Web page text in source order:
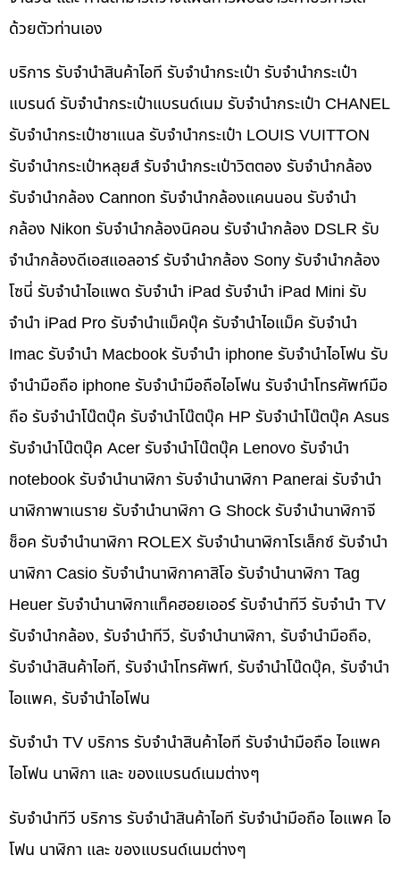
ด้วยตัวท่านเอง
บริการ รับจำนำสินค้าไอที รับจำนำกระเป๋า รับจำนำกระเป๋า
แบรนด์ รับจำนำกระเป๋าแบรนด์เนม รับจำนำกระเป๋า CHANEL
รับจำนำกระเป๋าชาแนล รับจำนำกระเป๋า LOUIS VUITTON
รับจำนำกระเป๋าหลุยส์ รับจำนำกระเป๋าวิตตอง รับจำนำกล้อง
รับจำนำกล้อง Cannon รับจำนำกล้องแคนนอน รับจำนำ
กล้อง Nikon รับจำนำกล้องนิคอน รับจำนำกล้อง DSLR รับ
จำนำกล้องดีเอสแอลอาร์ รับจำนำกล้อง Sony รับจำนำกล้อง
โซนี่ รับจำนำไอแพด รับจำนำ iPad รับจำนำ iPad Mini รับ
จำนำ iPad Pro รับจำนำแม็คบุ๊ค รับจำนำไอแม็ค รับจำนำ
Imac รับจำนำ Macbook รับจำนำ iphone รับจำนำไอโฟน รับ
จำนำมือถือ iphone รับจำนำมือถือไอโฟน รับจำนำโทรศัพท์มือ
ถือ รับจำนำโน๊ตบุ๊ค รับจำนำโน๊ตบุ๊ค HP รับจำนำโน๊ตบุ๊ค Asus
รับจำนำโน๊ตบุ๊ค Acer รับจำนำโน๊ตบุ๊ค Lenovo รับจำนำ
notebook รับจำนำนาฬิกา รับจำนำนาฬิกา Panerai รับจำนำ
นาฬิกาพาเนราย รับจำนำนาฬิกา G Shock รับจำนำนาฬิกาจี
ช็อค รับจำนำนาฬิกา ROLEX รับจำนำนาฬิกาโรเล็กซ์ รับจำนำ
นาฬิกา Casio รับจำนำนาฬิกาคาสิโอ รับจำนำนาฬิกา Tag
Heuer รับจำนำนาฬิกาแท็คฮอยเออร์ รับจำนำทีวี รับจำนำ TV
รับจำนำกล้อง, รับจำนำทีวี, รับจำนำนาฬิกา, รับจำนำมือถือ,
รับจำนำสินค้าไอที, รับจำนำโทรศัพท์, รับจำนำโน๊ดบุ๊ค, รับจำนำ
ไอแพค, รับจำนำไอโฟน
รับจำนำ TV บริการ รับจำนำสินค้าไอที รับจำนำมือถือ ไอแพค
ไอโฟน นาฬิกา และ ของแบรนด์เนมต่างๆ
รับจำนำทีวี บริการ รับจำนำสินค้าไอที รับจำนำมือถือ ไอแพค ไอ
โฟน นาฬิกา และ ของแบรนด์เนมต่างๆ